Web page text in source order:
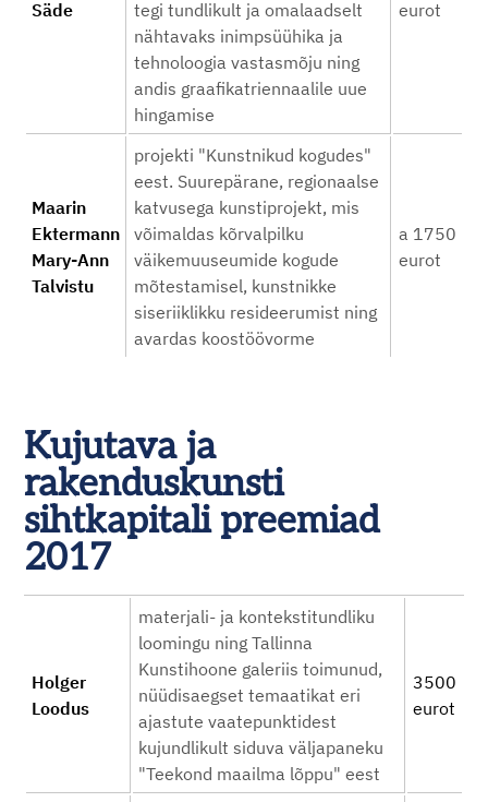
Säde
tegi tundlikult ja omalaadselt
nähtavaks inimpsüühika ja
tehnoloogia vastasmõju ning
andis graafikatriennaalile uue
hingamise
eurot
Maarin
Ektermann
Mary-Ann
Talvistu
projekti "Kunstnikud kogudes"
eest. Suurepärane, regionaalse
katvusega kunstiprojekt, mis
võimaldas kõrvalpilku
väikemuuseumide kogude
mõtestamisel, kunstnikke
siseriiklikku resideerumist ning
avardas koostöövorme
a 1750
eurot
Kujutava ja
rakenduskunsti
sihtkapitali preemiad
2017
Holger
Loodus
materjali- ja kontekstitundliku
loomingu ning Tallinna
Kunstihoone galeriis toimunud,
nüüdisaegset temaatikat eri
ajastute vaatepunktidest
kujundlikult siduva väljapaneku
"Teekond maailma lõppu" eest
3500
eurot